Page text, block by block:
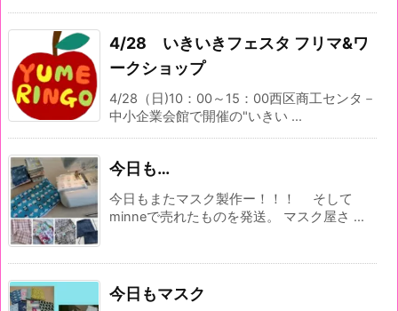
4/28 いきいきフェスタ フリマ&ワ
ークショップ
4/28（日)10：00～15：00西区商工センタ－
中小企業会館で開催の"いきい ...
今日も…
今日もまたマスク製作ー！！！ そして
minneで売れたものを発送。 マスク屋さ ...
今日もマスク